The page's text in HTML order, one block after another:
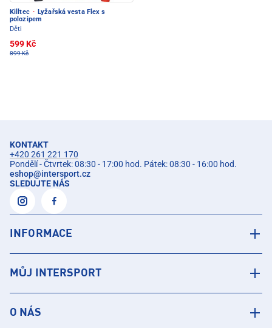
Killtec · Lyžařská vesta Flex s
polozipem
Děti
599 Kč
899 Kč
KONTAKT
+420 261 221 170
Pondělí - Čtvrtek: 08:30 - 17:00 hod. Pátek: 08:30 - 16:00 hod.
eshop@intersport.cz
SLEDUJTE NÁS
INFORMACE
MŮJ INTERSPORT
O NÁS